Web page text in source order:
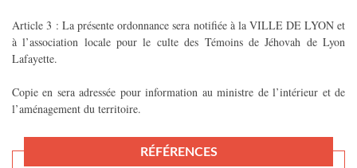
Article 3 : La présente ordonnance sera notifiée à la VILLE DE LYON et
à l’association locale pour le culte des Témoins de Jéhovah de Lyon
Lafayette.
Copie en sera adressée pour information au ministre de l’intérieur et de
l’aménagement du territoire.
RÉFÉRENCES